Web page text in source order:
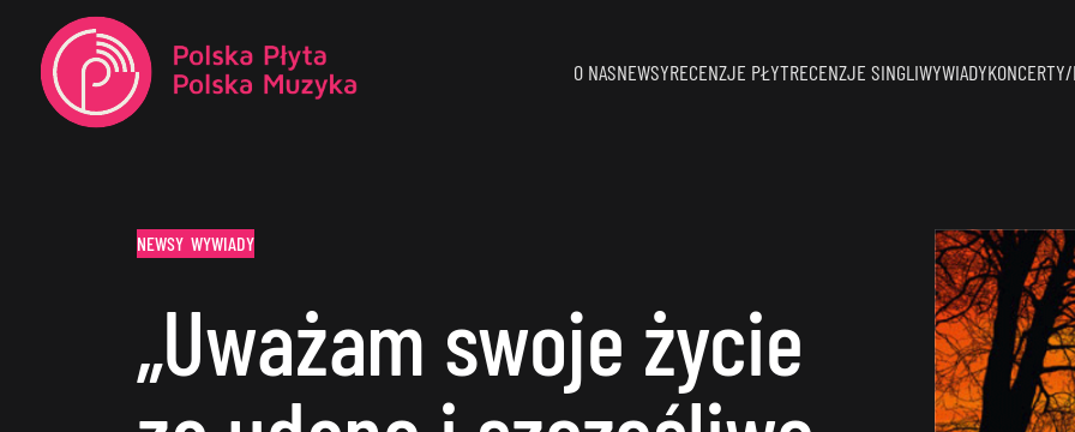
O NASNEWSYRECENZJE PŁYTRECENZJE SINGLIWYWIADY
NEWSY WYWIADY
„Uważam swoje życie